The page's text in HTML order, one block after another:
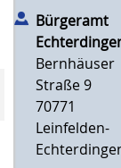
Bürgeramt
Bernhäuser
Straße 9
70771
Leinfelden-